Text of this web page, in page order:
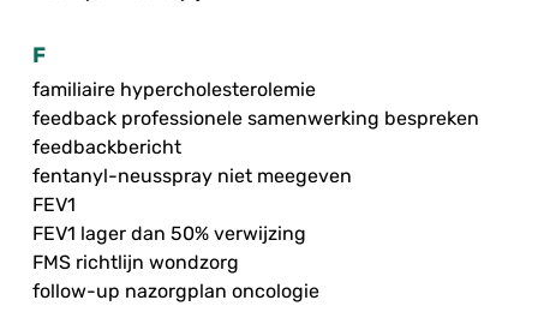
F
familiaire hypercholesterolemie
feedback professionele samenwerking bespreken
feedbackbericht
fentanyl-neusspray niet meegeven
FEV1
FEV1 lager dan 50% verwijzing
FMS richtlijn wondzorg
follow-up nazorgplan oncologie